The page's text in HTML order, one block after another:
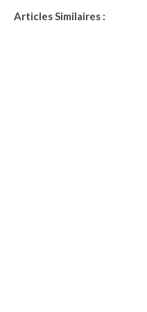
Articles Similaires :